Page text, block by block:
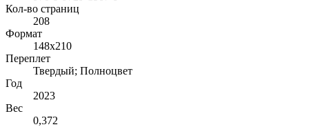
Кол-во страниц
208
Формат
148х210
Переплет
Твердый; Полноцвет
Год
2023
Вес
0,372